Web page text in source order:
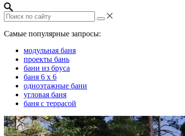
Самые популярные запросы:
модульная баня
проекты бань
бани из бруса
баня 6 х 6
одноэтажные бани
угловая баня
баня с террасой